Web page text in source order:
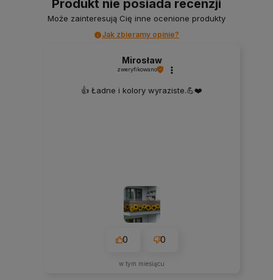
Produkt nie posiada recenzji
Może zainteresują Cię inne ocenione produkty
Jak zbieramy opinie?
Mirosław
zweryfikowano
👍️ Ładne i kolory wyraziste.💪❤️
0 0
w tym miesiącu